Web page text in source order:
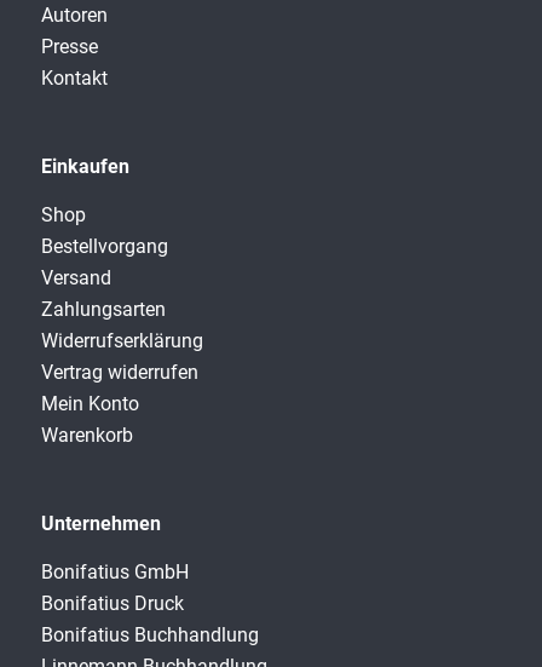
Autoren
Presse
Kontakt
Einkaufen
Shop
Bestellvorgang
Versand
Zahlungsarten
Widerrufserklärung
Vertrag widerrufen
Mein Konto
Warenkorb
Unternehmen
Bonifatius GmbH
Bonifatius Druck
Bonifatius Buchhandlung